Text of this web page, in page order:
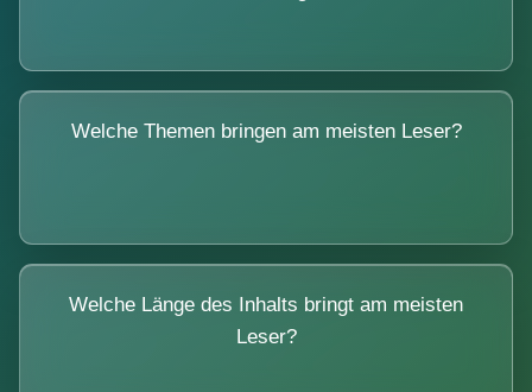
Welche Themen bringen am meisten Leser?
Welche Länge des Inhalts bringt am meisten
Leser?